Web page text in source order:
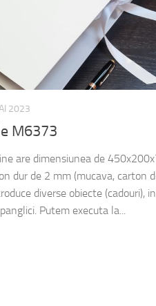
2023
M6373
are dimensiunea de
dur de 2 mm (mucava, carton
diverse obiecte (cadouri),
Putem executa la...